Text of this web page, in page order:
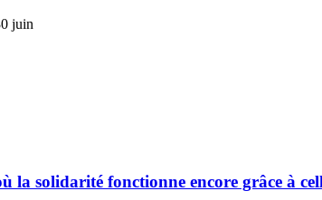
juin
la solidarité fonctionne encore grâce à